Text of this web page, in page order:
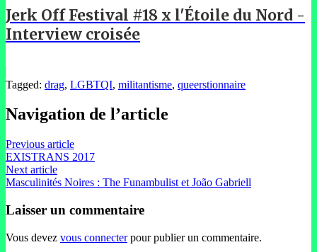
Jerk Off Festival #18 x l'Étoile du Nord -
Interview croisée
Tagged: drag, LGBTQI, militantisme, queerstionnaire
Navigation de l’article
Previous article
EXISTRANS 2017
Next article
Masculinités Noires : The Funambulist et João Gabriell
Laisser un commentaire
Vous devez vous connecterpour publier un commentaire.